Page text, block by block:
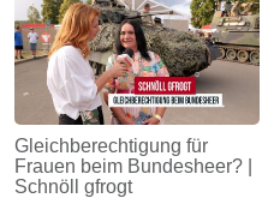
Gleichberechtigung für
Frauen beim Bundesheer? |
Schnöll gfrogt